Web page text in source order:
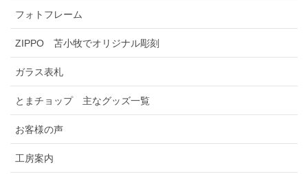
フォトフレーム
ZIPPO 苫小牧でオリジナル彫刻
ガラス表札
とまチョップ 主なグッズ一覧
お客様の声
工房案内